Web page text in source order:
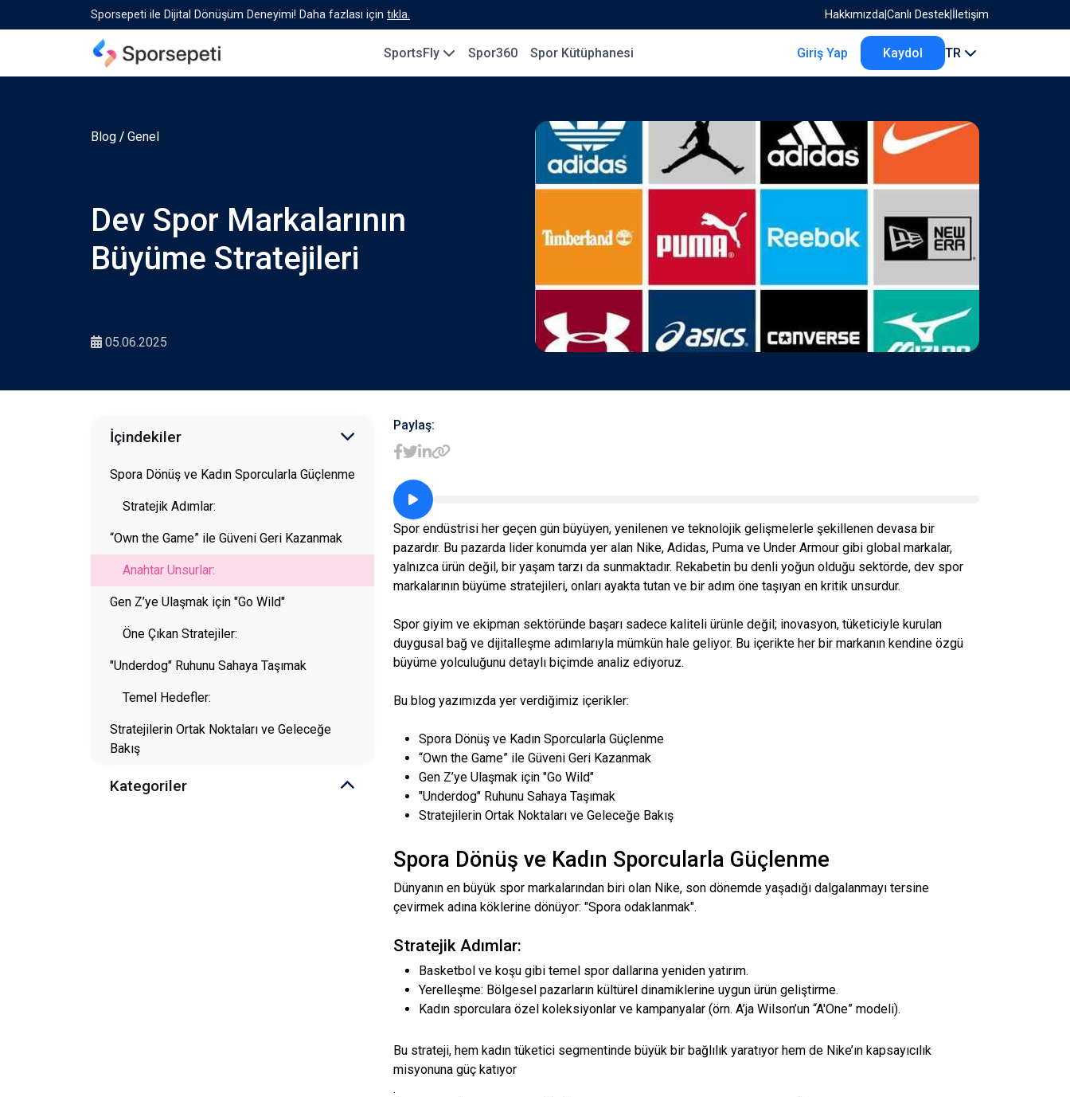
Sporsepeti ile Dijital Dönüşüm Deneyimi! Daha fazlası için tıkla. HakkımızdaCanlı Destek İletişim
SportsFly Spor360 Spor Kütüphanesi Giriş Yap Kaydol TR
Blog / Genel
Dev Spor Markalarının
Büyüme Stratejileri
05.06.2025
İçindekiler
Spora Dönüş ve Kadın Sporcularla Güçlenme
Stratejik Adımlar:
“Own the Game” ile Güveni Geri Kazanmak
Anahtar Unsurlar:
Gen Z’ye Ulaşmak için "Go Wild"
Öne Çıkan Stratejiler:
"Underdog" Ruhunu Sahaya Taşımak
Temel Hedefler:
Stratejilerin Ortak Noktaları ve Geleceğe
Bakış
Kategoriler
Paylaş:
Spor endüstrisi her geçen gün büyüyen, yenilenen ve teknolojik gelişmelerle şekillenen devasa bir
pazardır. Bu pazarda lider konumda yer alan Nike, Adidas, Puma ve Under Armour gibi global markalar,
yalnızca ürün değil, bir yaşam tarzı da sunmaktadır. Rekabetin bu denli yoğun olduğu sektörde, dev spor
markalarının büyüme stratejileri, onları ayakta tutan ve bir adım öne taşıyan en kritik unsurdur.
Spor giyim ve ekipman sektöründe başarı sadece kaliteli ürünle değil; inovasyon, tüketiciyle kurulan
duygusal bağ ve dijitalleşme adımlarıyla mümkün hale geliyor. Bu içerikte her bir markanın kendine özgü
büyüme yolculuğunu detaylı biçimde analiz ediyoruz.
Bu blog yazımızda yer verdiğimiz içerikler:
Spora Dönüş ve Kadın Sporcularla Güçlenme
“Own the Game” ile Güveni Geri Kazanmak
Gen Z’ye Ulaşmak için "Go Wild"
"Underdog" Ruhunu Sahaya Taşımak
Stratejilerin Ortak Noktaları ve Geleceğe Bakış
Spora Dönüş ve Kadın Sporcularla Güçlenme
Dünyanın en büyük spor markalarından biri olan Nike, son dönemde yaşadığı dalgalanmayı tersine
çevirmek adına köklerine dönüyor: "Spora odaklanmak".
Stratejik Adımlar:
Basketbol ve koşu gibi temel spor dallarına yeniden yatırım.
Yerelleşme: Bölgesel pazarların kültürel dinamiklerine uygun ürün geliştirme.
Kadın sporculara özel koleksiyonlar ve kampanyalar (örn. A’ja Wilson’un “A'One” modeli).
Bu strateji, hem kadın tüketici segmentinde büyük bir bağlılık yaratıyor hem de Nike’ın kapsayıcılık
misyonuna güç katıyor
.